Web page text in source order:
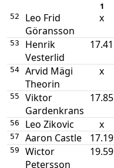
1
52
Leo Frid
Göransson
x
53
Henrik
Vesterlid
17.41
54
Arvid Mägi
Theorin
x
55
Viktor
Gardenkrans
17.85
56 Leo Zikovic x
57 Aaron Castle 17.19
59
Wictor
Petersson
19.59